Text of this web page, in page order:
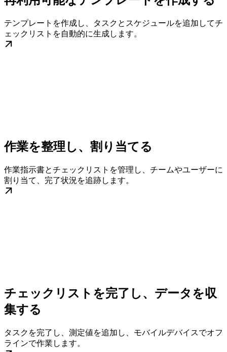
テンプレートを作成し、タスクとスケジュールを追加してチ
ェックリストを自動的に生成します。
作業を整理し、割り当てる
作業指示書とチェックリストを管理し、チームやユーザーに
割り当て、完了状況を追跡します。
チェックリストを完了し、データを収
集する
タスクを完了し、測定値を追加し、モバイルデバイスでオフ
ラインで作業します。